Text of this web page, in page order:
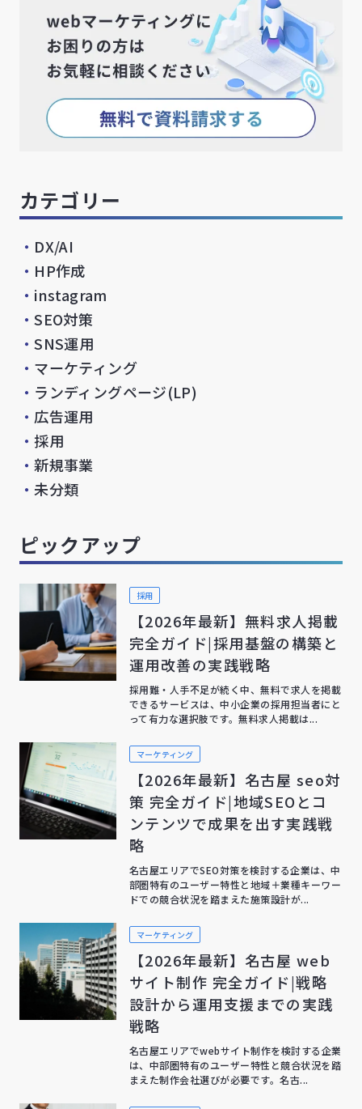
カテゴリー
・ DX/AI
・ HP作成
・ instagram
・SEO対策
・SNS運用
・ マーケティング
・ ランディングページ(LP)
・ 広告運用
・採用
・新規事業
・未分類
ピックアップ
採用
【2026年最新】無料求人掲載
完全ガイド|採用基盤の構築と
運用改善の実践戦略
採用難・人手不足が続く中、無料で求人を掲載
できるサービスは、中小企業の採用担当者にと
って有力な選択肢です。無料求人掲載は...
マーケティング
【2026年最新】名古屋 seo対
策 完全ガイド|地域SEOとコ
ンテンツで成果を出す実践戦
略
名古屋エリアでSEO対策を検討する企業は、中
部圏特有のユーザー特性と地域＋業種キーワー
ドでの競合状況を踏まえた施策設計が...
マーケティング
【2026年最新】名古屋 web
サイト制作 完全ガイド|戦略
設計から運用支援までの実践
戦略
名古屋エリアでwebサイト制作を検討する企業
は、中部圏特有のユーザー特性と競合状況を踏
まえた制作会社選びが必要です。名古...